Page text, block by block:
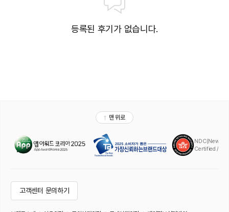
등록된 후기가 없습니다.